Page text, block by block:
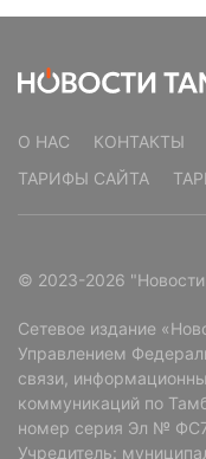
О НАС КОНТАКТЫ
ТАРИФЫ САЙТА
© 2023-2026
Сетевое издание
Управлением
связи,
коммуникаций по
номер серия Эл №
Учредитель: